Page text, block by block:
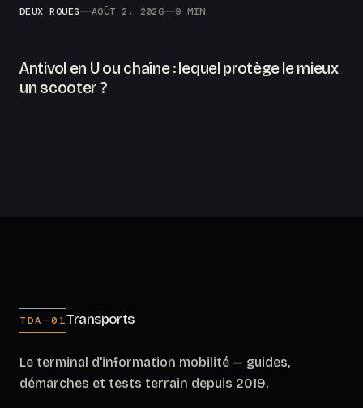
DEUX ROUES AOÛT 2, 2026 9 MIN
Antivol en U ou chaîne : lequel protège le mieux
un scooter ?
TDA—01Transports
Le terminal d'information mobilité — guides,
démarches et tests terrain depuis 2019.